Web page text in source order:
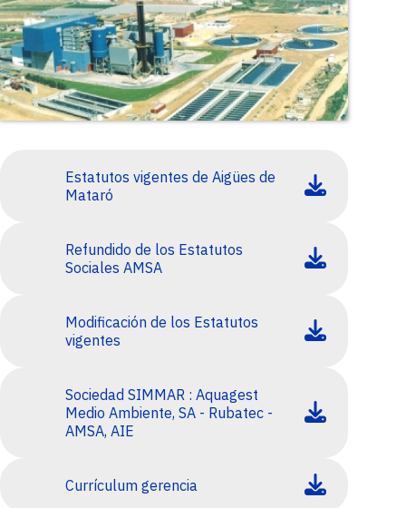
Estatutos vigentes de Aigües de
Mataró
Refundido de los Estatutos
Sociales AMSA
Modificación de los Estatutos
vigentes
Sociedad SIMMAR : Aquagest
Medio Ambiente, SA - Rubatec -
AMSA, AIE
Currículum gerencia